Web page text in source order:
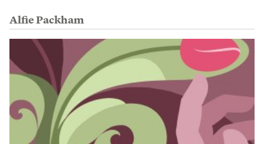
Alfie Packham